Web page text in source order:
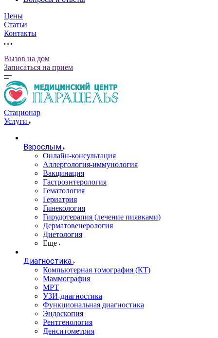
Цены
Статьи
Контакты
Вызов на дом
Записаться на прием
Стационар
Услуги
Взрослым
Онлайн-консультация
Аллергология-иммунология
Вакцинация
Гастроэнтерология
Гематология
Гериатрия
Гинекология
Гирудотерапия (лечение пиявками)
Дерматовенерология
Диетология
Еще
Диагностика
Компьютерная томография (КТ)
Маммография
МРТ
УЗИ-диагностика
Функциональная диагностика
Эндоскопия
Рентгенология
Денситометрия